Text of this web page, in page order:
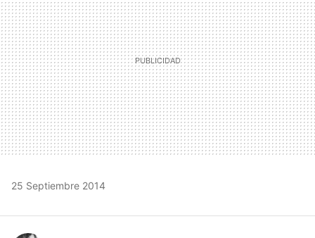
25 Septiembre 2014